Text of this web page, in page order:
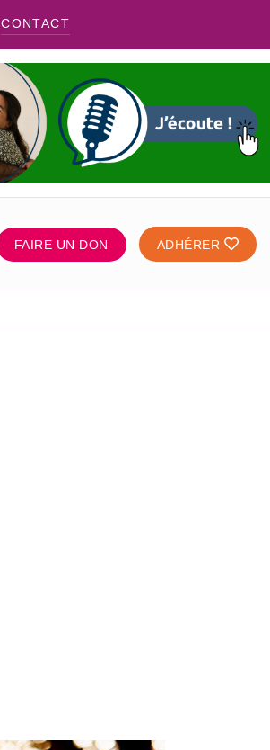
CONTACT
FAIRE UN DON ADHÉRER